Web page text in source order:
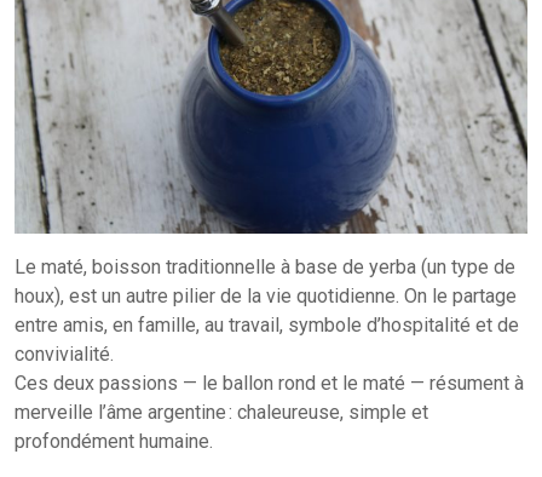
Le maté, boisson traditionnelle à base de yerba (un type de
houx), est un autre pilier de la vie quotidienne. On le partage
entre amis, en famille, au travail, symbole d’hospitalité et de
convivialité.
Ces deux passions — le ballon rond et le maté — résument à
merveille l’âme argentine : chaleureuse, simple et
profondément humaine.